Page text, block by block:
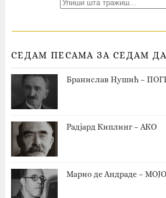
СЕДАМ ПЕСАМА ЗА СЕДАМ
Бранислав Нушић –
Радјард Киплинг – АКО
Марио де Андраде –